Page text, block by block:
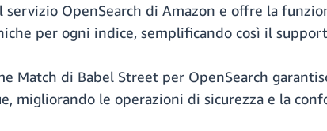
OpenSearch di Amazon e offre la
per ogni indice, semplificando così il
Match di Babel Street per OpenSearch
migliorando le operazioni di sicurezza e la